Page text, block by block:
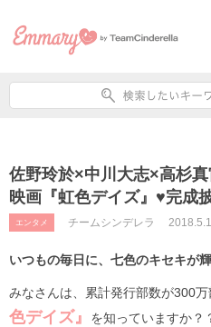
佐野玲於×中川大志×高杉
映画『虹色デイズ』♥完成
エンタメ チームシンデレラ 2018.5.1
いつもの毎日に、七色のキセキが輝
みなさんは、累計発行部数が300万
色デイズ』
を知っていますか？